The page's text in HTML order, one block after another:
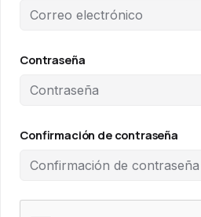
Contraseña
Confirmación de contraseña